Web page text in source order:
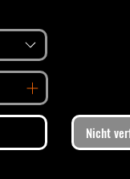
Nicht